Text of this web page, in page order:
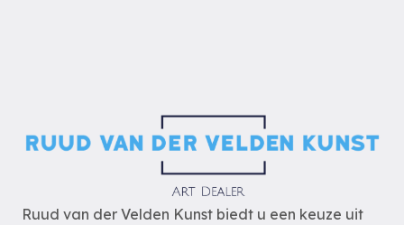
Ruud van der Velden Kunst biedt u een keuze uit